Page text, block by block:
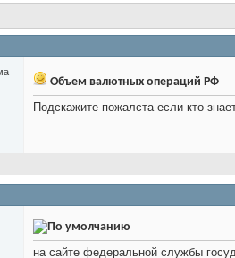
Объем валютных операций РФ
Подскажите пожалста если кто
на сайте федеральной службы